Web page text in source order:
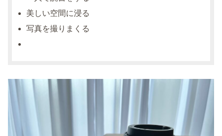
美しい空間に浸る
写真を撮りまくる